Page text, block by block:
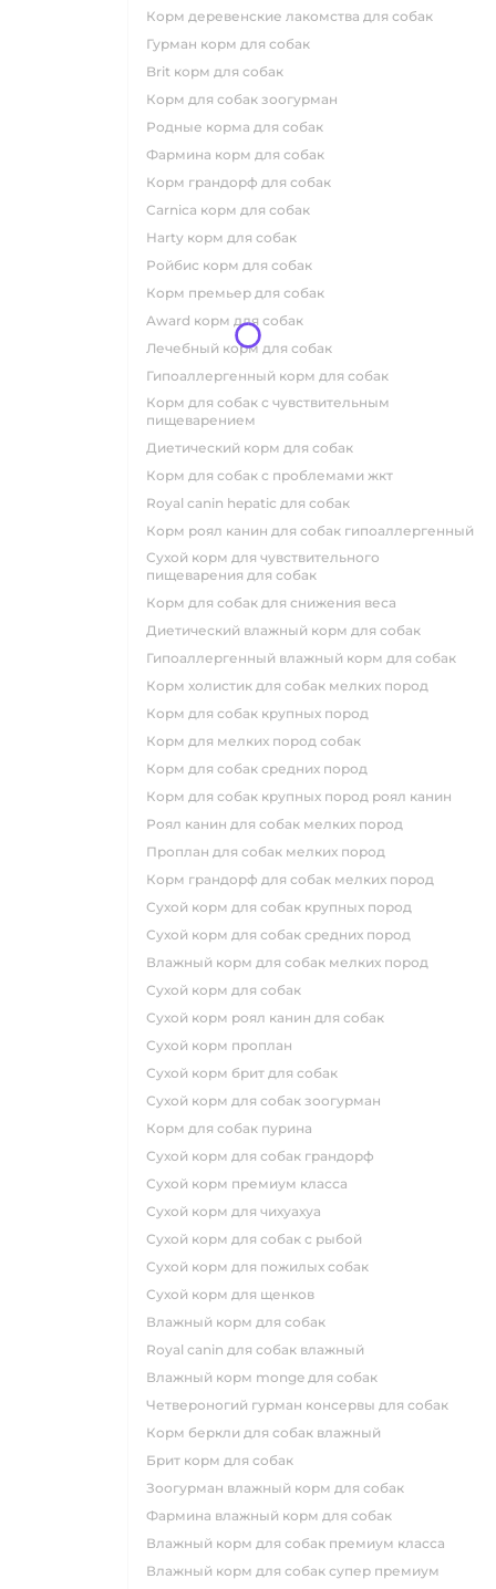
корм деревенские лакомства для собак
гурман корм для собак
brit корм для собак
корм для собак зоогурман
родные корма для собак
фармина корм для собак
корм грандорф для собак
carnica корм для собак
harty корм для собак
ройбис корм для собак
корм премьер для собак
award корм для собак
лечебный корм для собак
гипоаллергенный корм для собак
корм для собак с чувствительным
пищеварением
диетический корм для собак
корм для собак с проблемами жкт
royal canin hepatic для собак
корм роял канин для собак гипоаллергенный
сухой корм для чувствительного
пищеварения для собак
корм для собак для снижения веса
диетический влажный корм для собак
гипоаллергенный влажный корм для собак
корм холистик для собак мелких пород
корм для собак крупных пород
корм для мелких пород собак
корм для собак средних пород
корм для собак крупных пород роял канин
роял канин для собак мелких пород
проплан для собак мелких пород
корм грандорф для собак мелких пород
сухой корм для собак крупных пород
сухой корм для собак средних пород
влажный корм для собак мелких пород
сухой корм для собак
сухой корм роял канин для собак
сухой корм проплан
сухой корм брит для собак
сухой корм для собак зоогурман
корм для собак пурина
сухой корм для собак грандорф
сухой корм премиум класса
сухой корм для чихуахуа
сухой корм для собак с рыбой
сухой корм для пожилых собак
сухой корм для щенков
влажный корм для собак
royal canin для собак влажный
влажный корм monge для собак
четвероногий гурман консервы для собак
корм беркли для собак влажный
брит корм для собак
зоогурман влажный корм для собак
фармина влажный корм для собак
влажный корм для собак премиум класса
влажный корм для собак супер премиум